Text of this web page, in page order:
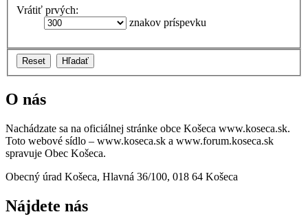
Vrátiť prvých:
znakov príspevku
O nás
Nachádzate sa na oficiálnej stránke obce Košeca www.koseca.sk.
Toto webové sídlo – www.koseca.sk a www.forum.koseca.sk
spravuje Obec Košeca.
Obecný úrad Košeca, Hlavná 36/100, 018 64 Košeca
Nájdete nás